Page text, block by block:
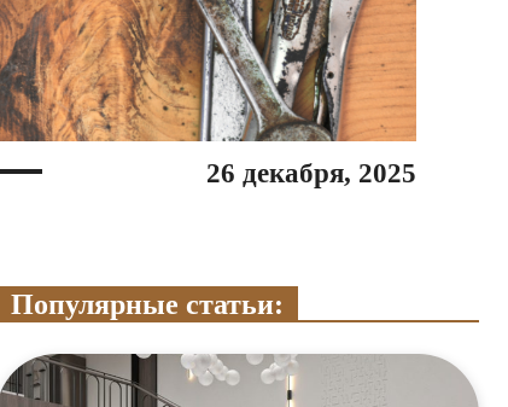
26 декабря, 2025
Популярные статьи: